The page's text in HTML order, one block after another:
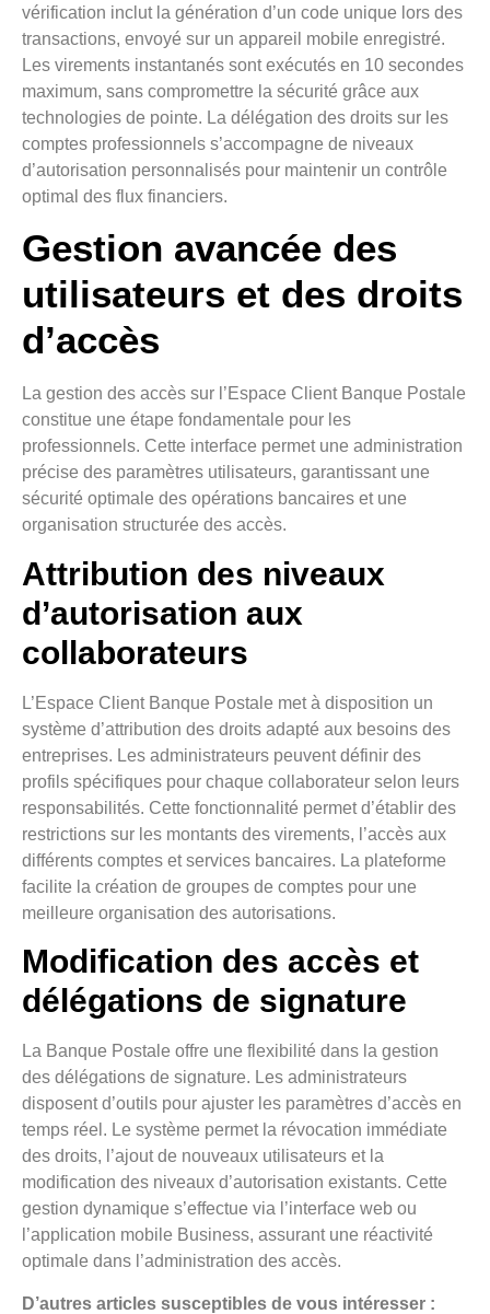
vérification inclut la génération d’un code unique lors des
transactions, envoyé sur un appareil mobile enregistré.
Les virements instantanés sont exécutés en 10 secondes
maximum, sans compromettre la sécurité grâce aux
technologies de pointe. La délégation des droits sur les
comptes professionnels s’accompagne de niveaux
d’autorisation personnalisés pour maintenir un contrôle
optimal des flux financiers.
Gestion avancée des
utilisateurs et des droits
d’accès
La gestion des accès sur l’Espace Client Banque Postale
constitue une étape fondamentale pour les
professionnels. Cette interface permet une administration
précise des paramètres utilisateurs, garantissant une
sécurité optimale des opérations bancaires et une
organisation structurée des accès.
Attribution des niveaux
d’autorisation aux
collaborateurs
L’Espace Client Banque Postale met à disposition un
système d’attribution des droits adapté aux besoins des
entreprises. Les administrateurs peuvent définir des
profils spécifiques pour chaque collaborateur selon leurs
responsabilités. Cette fonctionnalité permet d’établir des
restrictions sur les montants des virements, l’accès aux
différents comptes et services bancaires. La plateforme
facilite la création de groupes de comptes pour une
meilleure organisation des autorisations.
Modification des accès et
délégations de signature
La Banque Postale offre une flexibilité dans la gestion
des délégations de signature. Les administrateurs
disposent d’outils pour ajuster les paramètres d’accès en
temps réel. Le système permet la révocation immédiate
des droits, l’ajout de nouveaux utilisateurs et la
modification des niveaux d’autorisation existants. Cette
gestion dynamique s’effectue via l’interface web ou
l’application mobile Business, assurant une réactivité
optimale dans l’administration des accès.
D’autres articles susceptibles de vous intéresser :